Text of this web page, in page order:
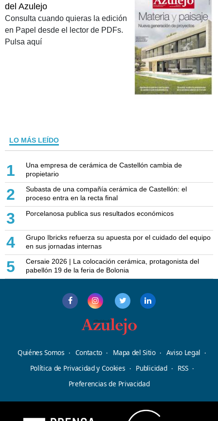
del Azulejo
Consulta cuando quieras la edición
en Papel desde el lector de PDFs.
Pulsa aquí
LO MÁS LEÍDO
1
Una empresa de cerámica de Castellón cambia de
propietario
2
Subasta de una compañía cerámica de Castellón: el
proceso entra en la recta final
3 Porcelanosa publica sus resultados económicos
4
Grupo Ibricks refuerza su apuesta por el cuidado del equipo
en sus jornadas internas
5
Cersaie 2026 | La colocación cerámica, protagonista del
pabellón 19 de la feria de Bolonia
Quiénes Somos Contacto Mapa del Sitio
Aviso Legal
Política de Privacidad y Cookies
Publicidad
RSS
Preferencias de Privacidad